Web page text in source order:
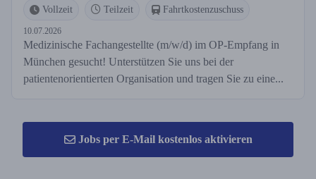
Vollzeit Teilzeit Fahrtkostenzuschuss
10.07.2026
Medizinische Fachangestellte (m/w/d) im OP-Empfang in
München gesucht! Unterstützen Sie uns bei der
patientenorientierten Organisation und tragen Sie zu eine...
Jobs per E-Mail kostenlos aktivieren